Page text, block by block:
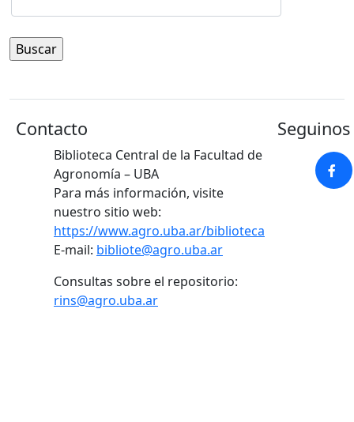
Contacto
Biblioteca Central de la Facultad de
Agronomía – UBA
Para más información, visite
nuestro sitio web:
https://www.agro.uba.ar/biblioteca
E-mail: bibliote@agro.uba.ar
Consultas sobre el repositorio:
rins@agro.uba.ar